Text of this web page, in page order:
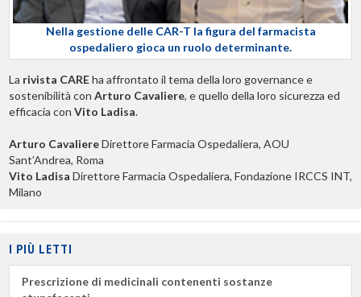
Nella gestione delle CAR-T la figura del farmacista
ospedaliero gioca un ruolo determinante.
La rivista CAREha affrontato il tema della loro governance e
sostenibilità con Arturo Cavaliere, e quello della loro sicurezza ed
efficacia con Vito Ladisa.
Arturo CavaliereDirettore Farmacia Ospedaliera, AOU
Sant’Andrea, Roma
Vito Ladisa Direttore Farmacia Ospedaliera, Fondazione IRCCS INT,
Milano
I PIÙ LETTI
Prescrizione di medicinali contenenti sostanze